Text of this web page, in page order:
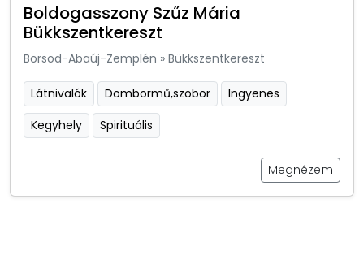
Boldogasszony Szűz Mária
Bükkszentkereszt
Borsod-Abaúj-Zemplén » Bükkszentkereszt
Látnivalók Dombormű,szobor
Ingyenes
Kegyhely
Spirituális
Megnézem